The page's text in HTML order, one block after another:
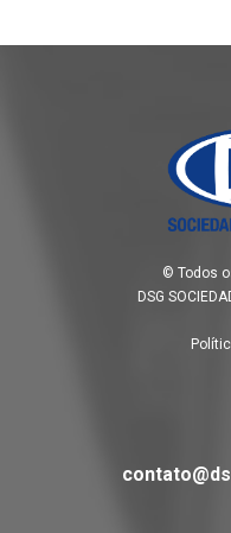
© Todos
DSG